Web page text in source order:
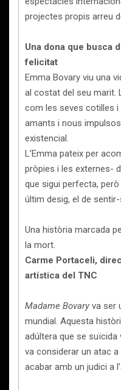
projectes propis arreu
Una dona que busca
felicitat
Emma Bovary viu una
al costat del seu marit.
com les seves cotilles
amants i nous
existencial.
L’Emma pateix per
pròpies i les externes-
que sigui perfecta,
últim desig, el de
Una història marcada
la mort.
Carme Portaceli,
artística del TNC
Madame Bovary va ser
mundial. Aquesta
adúltera que se
va considerar un atac
acabar amb un judici a